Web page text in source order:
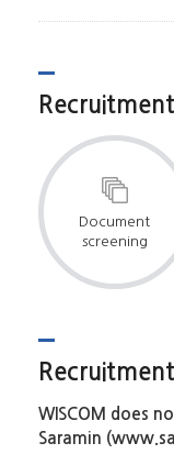
Document
screening
WISCOM does
Saramin